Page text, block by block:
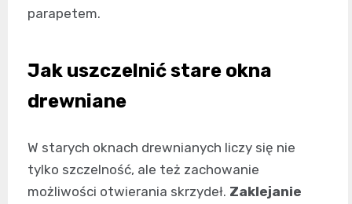
parapetem.
Jak uszczelnić stare okna
drewniane
W starych oknach drewnianych liczy się nie
tylko szczelność, ale też zachowanie
możliwości otwierania skrzydeł. Zaklejanie